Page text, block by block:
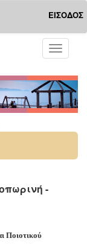
ΕΙΣΟΔΟΣ
Toggle
-
Ποιοτικού